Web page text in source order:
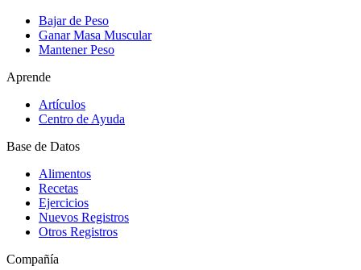
Bajar de Peso
Ganar Masa Muscular
Mantener Peso
Aprende
Artículos
Centro de Ayuda
Base de Datos
Alimentos
Recetas
Ejercicios
Nuevos Registros
Otros Registros
Compañía